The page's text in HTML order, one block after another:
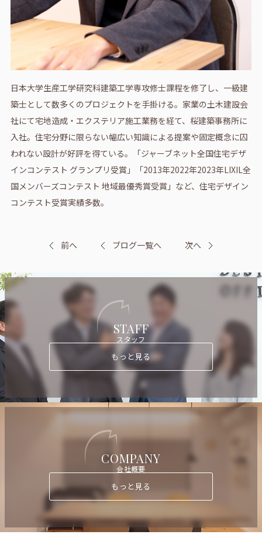
日本大学生産工学研究科建築工学専攻修士課程を修了し、一級建
築士として数多くのプロジェクトを手掛ける。家業の土木建設会
社にて宅地造成・エクステリア施工業務を経て、桜建築事務所に
入社。住宅分野に限らない幅広い知識による提案や固定概念に囚
われない設計が好評を得ている。「ジャーブネット全国住宅デザ
インコンテスト グランプリ受賞」「2013年2022年2023年LIXIL全
国メンバーズコンテスト 地域最優秀賞受賞」など、住宅デザイン
コンテスト受賞実績多数。
前へ ブログ一覧へ 次へ
STAFF
スタッフ
もっと見る
COMPANY
会社概要
もっと見る